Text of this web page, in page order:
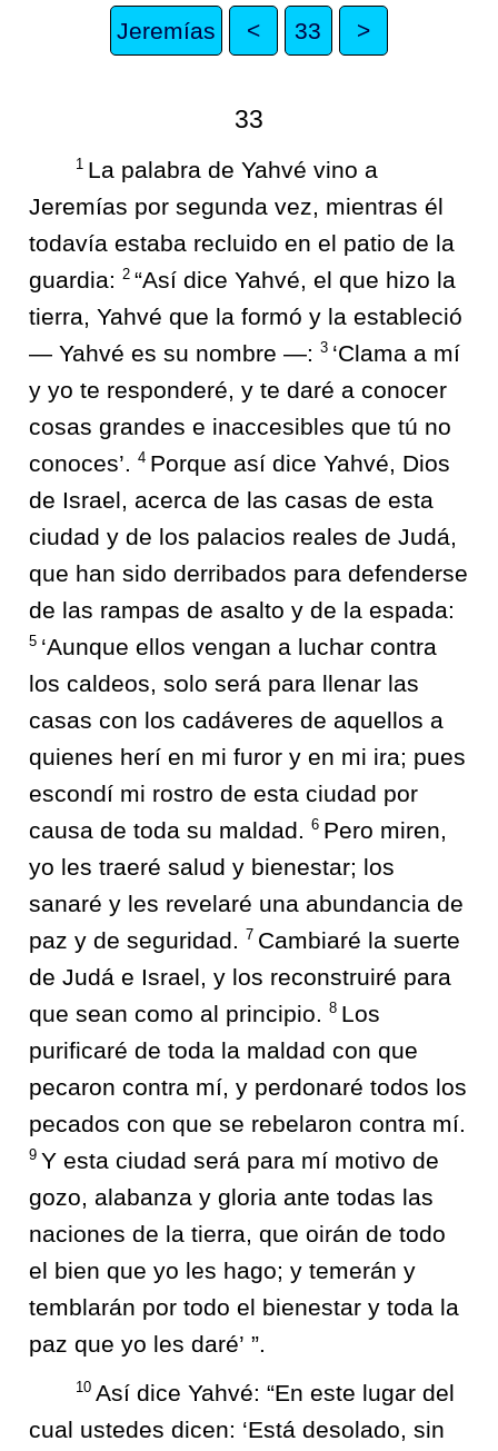
Jeremías < 33 >
33
1 La palabra de Yahvé vino a
Jeremías por segunda vez, mientras él
todavía estaba recluido en el patio de la
guardia: 2 “Así dice Yahvé, el que hizo la
tierra, Yahvé que la formó y la estableció
— Yahvé es su nombre —: 3 ‘Clama a mí
y yo te responderé, y te daré a conocer
cosas grandes e inaccesibles que tú no
conoces’. 4 Porque así dice Yahvé, Dios
de Israel, acerca de las casas de esta
ciudad y de los palacios reales de Judá,
que han sido derribados para defenderse
de las rampas de asalto y de la espada:
5 ‘Aunque ellos vengan a luchar contra
los caldeos, solo será para llenar las
casas con los cadáveres de aquellos a
quienes herí en mi furor y en mi ira; pues
escondí mi rostro de esta ciudad por
causa de toda su maldad. 6 Pero miren,
yo les traeré salud y bienestar; los
sanaré y les revelaré una abundancia de
paz y de seguridad.
7 Cambiaré la suerte
de Judá e Israel, y los reconstruiré para
que sean como al principio. 8 Los
purificaré de toda la maldad con que
pecaron contra mí, y perdonaré todos los
pecados con que se rebelaron contra mí.
9 Y esta ciudad será para mí motivo de
gozo, alabanza y gloria ante todas las
naciones de la tierra, que oirán de todo
el bien que yo les hago; y temerán y
temblarán por todo el bienestar y toda la
paz que yo les daré’ ”.
10 Así dice Yahvé: “En este lugar del
cual ustedes dicen: ‘Está desolado, sin